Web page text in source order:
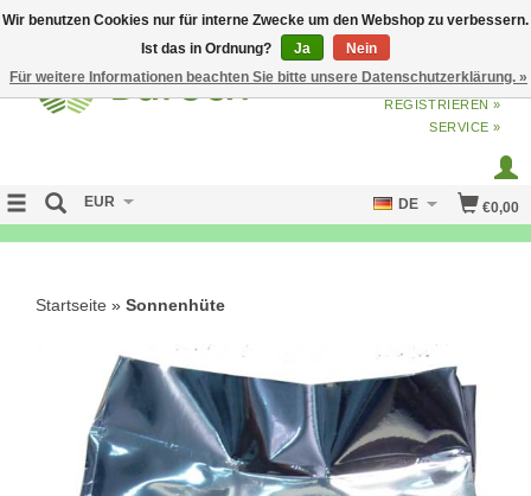
ANMELDENODERJETZT
REGISTRIEREN »
SERVICE »
€0,00
EUR DE
Startseite » Sonnenhüte
Wir benutzen Cookies nur für interne Zwecke um den Webshop zu verbessern.
Ist das in Ordnung?
Ja
Nein
Für weitere Informationen beachten Sie bitte unsere Datenschutzerklärung. »